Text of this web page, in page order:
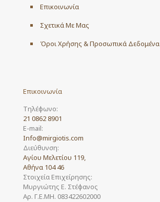
product
Επικοινωνία
Σχετικά Με Μας
Όροι Χρήσης & Προσωπικά Δεδομένα
Επικοινωνία
Τηλέφωνο:
21 0862 8901
E-mail:
Info@mirgiotis.com
Διεύθυνση:
Αγίου Μελετίου 119,
Αθήνα 104 46
Στοιχεία Επιχείρησης:
Μυργιώτης Ε. Στέφανος
Αρ. Γ.Ε.ΜΗ. 083422602000